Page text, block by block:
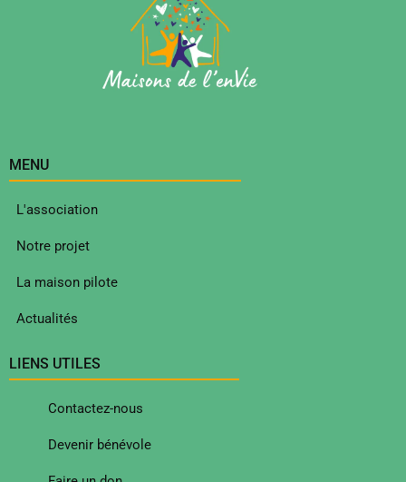
MENU
L'association
Notre projet
La maison pilote
Actualités
LIENS UTILES
Contactez-nous
Devenir bénévole